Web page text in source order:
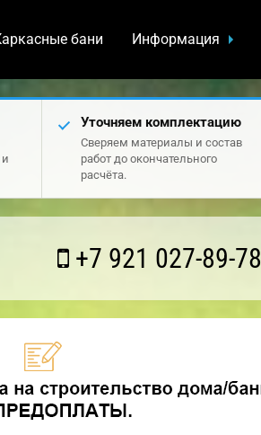
бани Информация
Уточняем комплектацию
Сверяем материалы и состав
работ до окончательного
расчёта.
+7 921 027-89-78